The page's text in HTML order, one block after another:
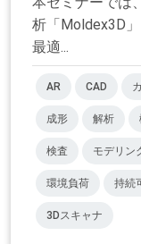
析「Moldex3D
最適...
AR CAD
成形 解析
検査 モデリン
環境負荷 持続
3Dスキャナ